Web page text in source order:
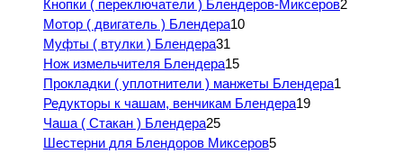
Кнопки ( переключатели ) Блендеров-Миксеров2
Мотор ( двигатель ) Блендера10
Муфты ( втулки ) Блендера31
Нож измельчителя Блендера15
Прокладки ( уплотнители ) манжеты Блендера1
Редукторы к чашам, венчикам Блендера19
Чаша ( Стакан ) Блендера25
Шестерни для Блендоров Миксеров5